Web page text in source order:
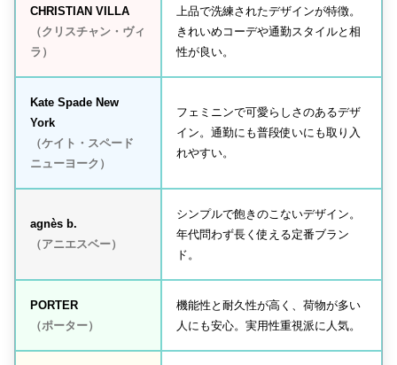
CHRISTIAN VILLA
（クリスチャン・ヴィ
ラ）
上品で洗練されたデザインが特徴。
きれいめコーデや通勤スタイルと相
性が良い。
Kate Spade New
York
（ケイト・スペード
ニューヨーク）
フェミニンで可愛らしさのあるデザ
イン。通勤にも普段使いにも取り入
れやすい。
agnès b.
（アニエスベー）
シンプルで飽きのこないデザイン。
年代問わず長く使える定番ブラン
ド。
PORTER
（ポーター）
機能性と耐久性が高く、荷物が多い
人にも安心。実用性重視派に人気。